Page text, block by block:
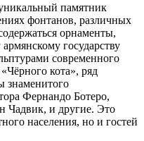
памятник
фонтанов, различных
орнаменты,
государству
современного
кота», ряд
знаменитого
Фернандо Ботеро,
Чадвик, и другие. Это
населения, но и гостей